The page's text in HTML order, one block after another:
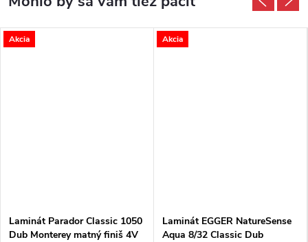
Akcia
Laminát Parador Classic 1050
Dub Monterey matný finiš 4V
Akcia
Laminát EGGER NatureSense
Aqua 8/32 Classic Dub